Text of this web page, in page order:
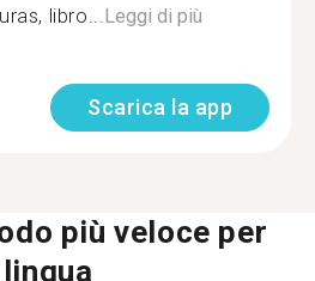
libro... Leggi di più
Scarica la app
più veloce per